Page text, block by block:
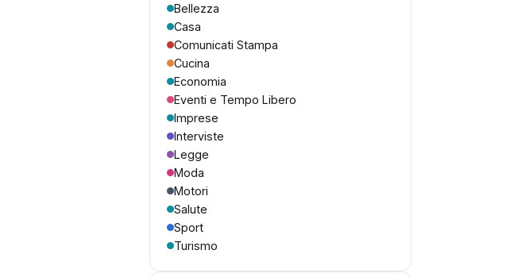
Bellezza
Casa
Comunicati Stampa
Cucina
Economia
Eventi e Tempo Libero
Imprese
Interviste
Legge
Moda
Motori
Salute
Sport
Turismo